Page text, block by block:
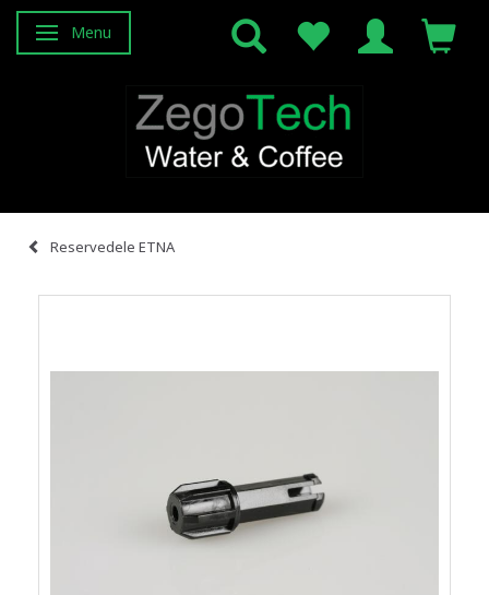
Skifte navigation
Menu
Reservedele ETNA